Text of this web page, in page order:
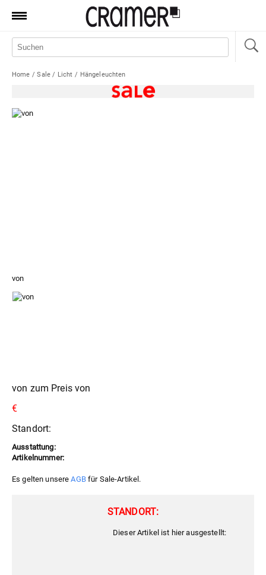
Produkte
Aktionen
Home /Sale / Licht / Hängeleuchten
von
von zum Preis von
€
Standort:
Ausstattung:
Artikelnummer:
Es gelten unsereAGBfür Sale-Artikel.
STANDORT:
Dieser Artikel ist hier ausgestellt: